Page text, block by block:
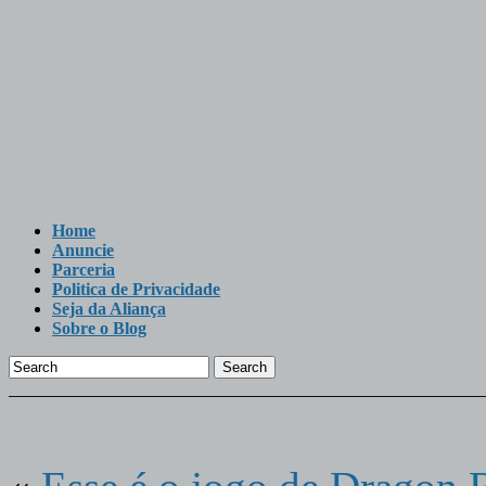
Home
Anuncie
Parceria
Politica de Privacidade
Seja da Aliança
Sobre o Blog
Search